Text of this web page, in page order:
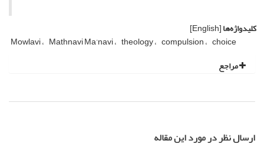
کلیدواژه‌ها[English]
Mowlavi Mathnavi Ma’navi theology compulsion choice
مراجع
ارسال نظر در مورد این مقاله